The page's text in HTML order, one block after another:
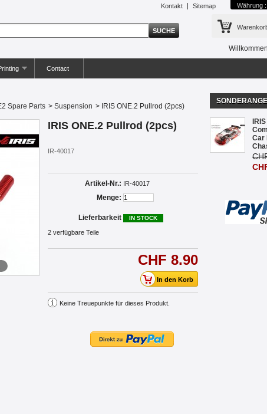
Währung
Kontakt Sitemap
Willkommen
Contact
Spare Parts > Suspension > IRIS ONE.2 Pullrod (2pcs)
IRIS ONE.2 Pullrod (2pcs)
IR-40017
Artikel-Nr.: IR-40017
Menge:
Lieferbarkeit IN STOCK
2 verfügbare Teile
CHF 8.90
Keine Treuepunkte für dieses Produkt.
Car